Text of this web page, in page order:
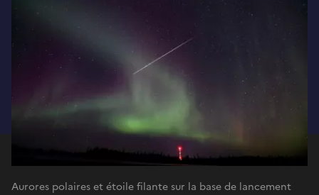
Aurores polaires et étoile filante sur la base de lancement